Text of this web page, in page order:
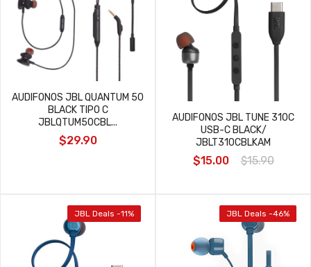
AUDIFONOS JBL QUANTUM 50
BLACK TIPO C
JBLQTUM50CBL...
$29.90
AUDIFONOS JBL TUNE 310C
USB-C BLACK/
JBLT310CBLKAM
$15.00 $15.90
JBL Deals -11% JBL Deals -46%